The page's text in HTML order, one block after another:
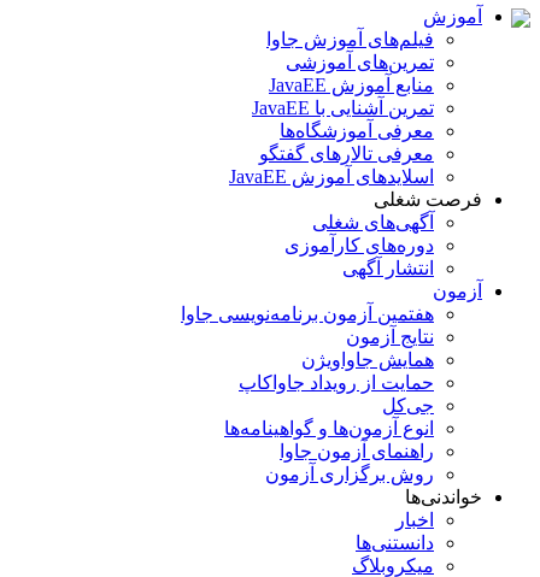
آموزش
فیلم‌های آموزش جاوا
تمرین‌های آموزشی
منابع آموزش JavaEE
تمرین آشنایی با JavaEE
معرفی آموزشگاه‌ها
معرفی تالارهای گفتگو
اسلایدهای آموزش JavaEE
فرصت شغلی
آگهی‌های شغلی
دوره‌های کارآموزی
انتشار آگهی
آزمون
هفتمین آزمون برنامه‌نویسی جاوا
نتایج آزمون
همایش جاواویژن
حمایت از رویداد جاواکاپ
جی‌کل
انوع آزمون‌ها و گواهینامه‌ها
راهنمای آزمون جاوا
روش برگزاری آزمون
خواندنی‌ها
اخبار
دانستنی‌ها
میکروبلاگ